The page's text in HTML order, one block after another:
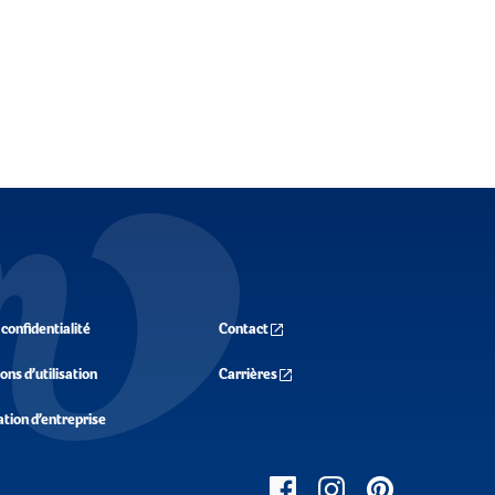
confidentialité
d’utilisation
d’entreprise
Contact
Carrières